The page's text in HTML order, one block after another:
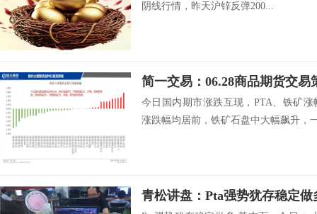
阴线行情，昨天沪锌反弹200...
简一交易：06.28商品期货交易
今日国内期市涨跌互现，PTA、铁矿
涨跌幅均居前，铁矿石盘中大幅飙升，
青松讲盘：Pta强势犹存稳定做